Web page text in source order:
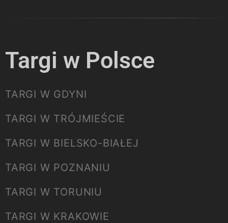
Targi w Polsce
TARGI W GDYNI
TARGI W TRÓJMIEŚCIE
TARGI W BIELSKO-BIAŁEJ
TARGI W POZNANIU
TARGI W TORUNIU
TARGI W KRAKOWIE